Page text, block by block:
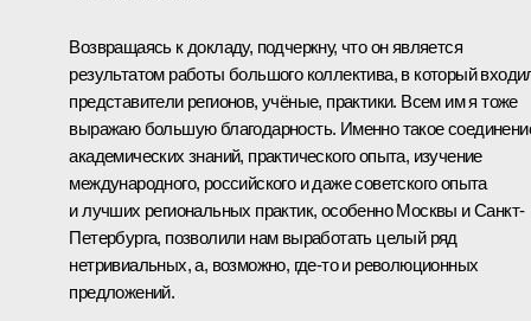
Возвращаясь к докладу, подчеркну, что он является
результатом работы большого коллектива, в который
представители регионов, учёные, практики. Всем им я тоже
выражаю большую благодарность. Именно такое
академических знаний, практического опыта, изучение
международного, российского и даже советского опыта
и лучших региональных практик, особенно Москвы и Санкт-
Петербурга, позволили нам выработать целый ряд
нетривиальных, а, возможно, где-то и революционных
предложений.